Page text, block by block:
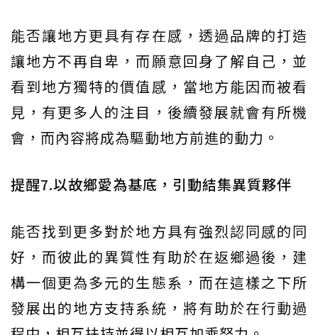
能否讓地方更具有存在感，透過品牌的打造
讓地方不再自卑，而願意回身了解自己，並
看到地方獨特的價值感，當地方能因而被看
見，有更多人的注目，後續發展就會有所機
會，而內容將成為驅動地方前進的動力。
提醒7.以故鄉愛為基底，引動結集異質夥伴
能否找到更多對於地方具有強烈認同感的同
好，而彼此的異質性有助於在返鄉過後，建
構一個更為多元的生態系，而在這樣之下所
發展出的地方支持系統，將有助於在行動過